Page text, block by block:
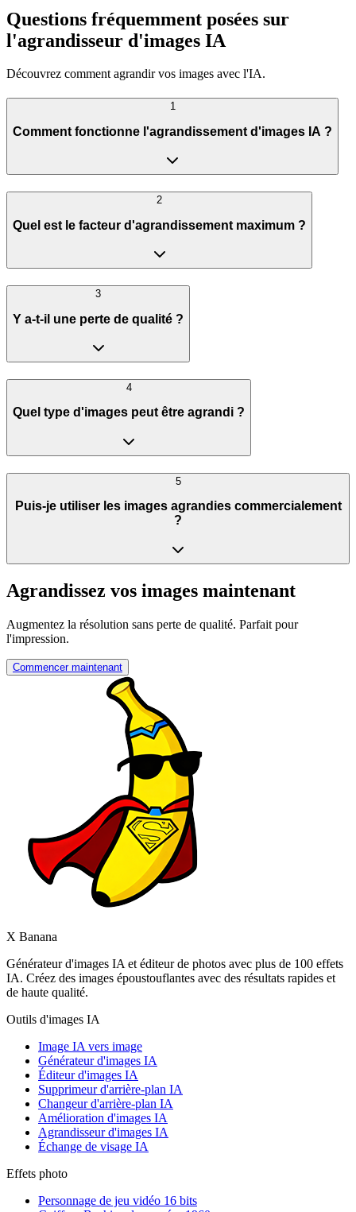
Questions fréquemment posées sur
l'agrandisseur d'images IA
Découvrez comment agrandir vos images avec l'IA.
1
Comment fonctionne l'agrandissement d'images IA ?
2
Quel est le facteur d'agrandissement maximum ?
3
Y a-t-il une perte de qualité ?
4
Quel type d'images peut être agrandi ?
5
Puis-je utiliser les images agrandies commercialement
?
Agrandissez vos images maintenant
Augmentez la résolution sans perte de qualité. Parfait pour
l'impression.
Commencer maintenant
X Banana
Générateur d'images IA et éditeur de photos avec plus de 100 effets
IA. Créez des images époustouflantes avec des résultats rapides et
de haute qualité.
Outils d'images IA
Image IA vers image
Générateur d'images IA
Éditeur d'images IA
Supprimeur d'arrière-plan IA
Changeur d'arrière-plan IA
Amélioration d'images IA
Agrandisseur d'images IA
Échange de visage IA
Effets photo
Personnage de jeu vidéo 16 bits